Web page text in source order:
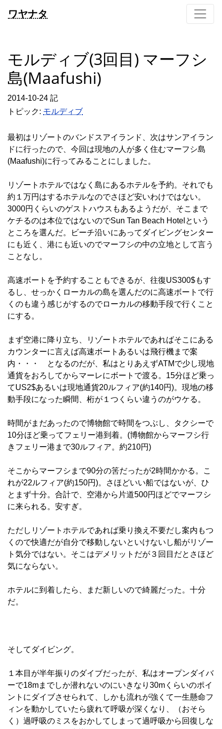
ワヤナタ
モルディブ(3回目) マーフシ
島(Maafushi)
2014-10-24 記
トピック: モルディブ
最初はリゾートのバンドスアイランド、次はサンアイラン
ドに行ったので、今回は現地の人が多く住むマーフシ島
(Maafushi)に行ってみることにしました。
リゾートホテルではなく島にあるホテルを予約。それでも
約１万円はするホテルなのでさほど安いわけではない。
3000円くらいのゲストハウスもあるようだが、そこまで
ケチるのは本位ではないのでSun Tan Beach Hotelという
ところを選んだ。ビーチ沿いにあってダイビングセンター
にも近く、港にも近いのでマーフシの中の立地として言う
ことなし。
高速ボートを予約することもできるが、往復US300$もす
るし、せっかくローカルの島を選んだのに高速ボートで行
くのも違う感じがするのでローカルの移動手段で行くこと
にする。
まず空港に降り立ち、リゾートホテルであればそこにある
カウンターに言えば高速ボートあるいは飛行機まで案
内・・・ となるのだが、私はとりあえずATMで少し現地
通貨をおろしてからマーレにボートで渡る。15分ほど乗っ
てUS2$あるいは現地通貨20ルフィア(約140円)。現地の移
動手段になった瞬間、桁が１つくらい違うのがウケる。
時間がまだあったので博物館で時間をつぶし、タクシーで
10分ほど乗ってフェリー港到着。(博物館からマーフシ行
きフェリー港まで30ルフィア。約210円)
そこからマーフシまで90分の筈だったが2時間かかる。こ
れが22ルフィア(約150円)。さほどいい船ではないが、ひ
とまず十分。合計で、空港から片道500円ほどでマーフシ
に来られる。安すぎ。
ただしリゾートホテルであれば乗り換え不要だし案内もつ
くので快適だが自分で移動しないといけないし船がリゾー
ト気分ではない。そこはデメリットだが３回目だとさほど
気にならない。
ホテルに到着したら、まだ新しいので綺麗だった。十分
だ。
そしてダイビング。
１本目が半年振りのダイブだったが、私はオープンダイバ
ーで18mまでしか潜れないのにいきなり30mくらいのポイ
ントにダイブさせられて、しかも流れが強くて一生懸命フ
ィンを動かしていたら疲れて呼吸が深くなり、（おそら
く）過呼吸のミスをおかしてしまって過呼吸から回復しな